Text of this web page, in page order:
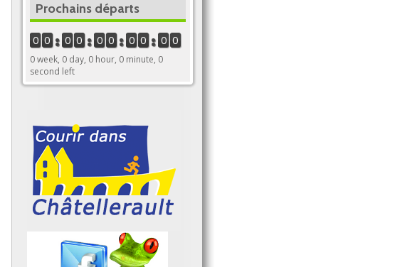
Prochains départs
0 0 0 0 0 0 0 0 0 0
0 week, 0 day, 0 hour, 0 minute, 0
second left